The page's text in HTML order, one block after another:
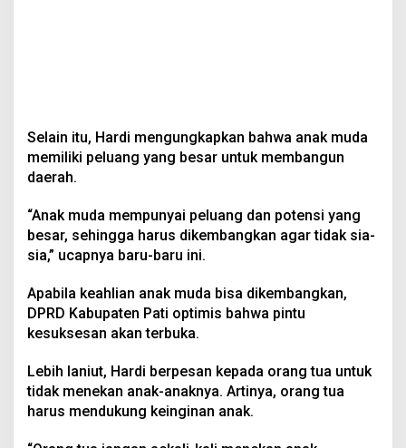
Selain itu, Hardi mengungkapkan bahwa anak muda
memiliki peluang yang besar untuk membangun
daerah.
“Anak muda mempunyai peluang dan potensi yang
besar, sehingga harus dikembangkan agar tidak sia-
sia,” ucapnya baru-baru ini.
Apabila keahlian anak muda bisa dikembangkan,
DPRD Kabupaten Pati optimis bahwa pintu
kesuksesan akan terbuka.
Lebih laniut, Hardi berpesan kepada orang tua untuk
tidak menekan anak-anaknya. Artinya, orang tua
harus mendukung keinginan anak.